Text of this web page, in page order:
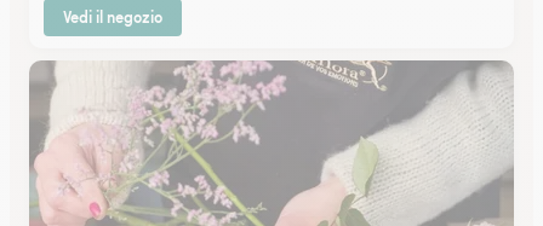
Vedi il negozio